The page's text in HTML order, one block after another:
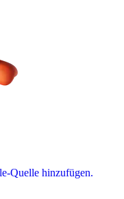
Quelle hinzufügen.